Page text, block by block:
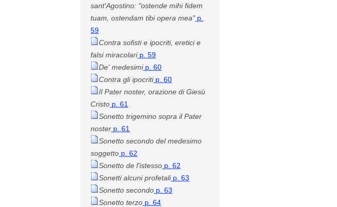
sant'Agostino: "ostende mihi fidem
tuam, ostendam tibi opera mea"p.
59
Contra sofisti e ipocriti, eretici e
falsi miracolarip. 59
De' medesimip. 60
Contra gli ipocritip. 60
Il Pater noster, orazione di Giesù
Cristo p. 61
Sonetto trigemino sopra il Pater
noster p. 61
Sonetto secondo del medesimo
soggetto p. 62
Sonetto de l'istesso p. 62
Sonetti alcuni profetalip. 63
Sonetto secondo p. 63
Sonetto terzo p. 64